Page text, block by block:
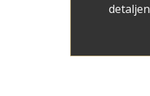
detaljen